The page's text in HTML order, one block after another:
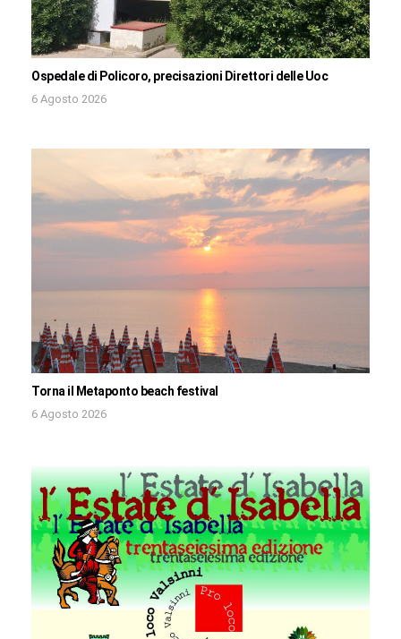
Ospedale di Policoro, precisazioni Direttori delle Uoc
6 Agosto 2026
Torna il Metaponto beach festival
6 Agosto 2026